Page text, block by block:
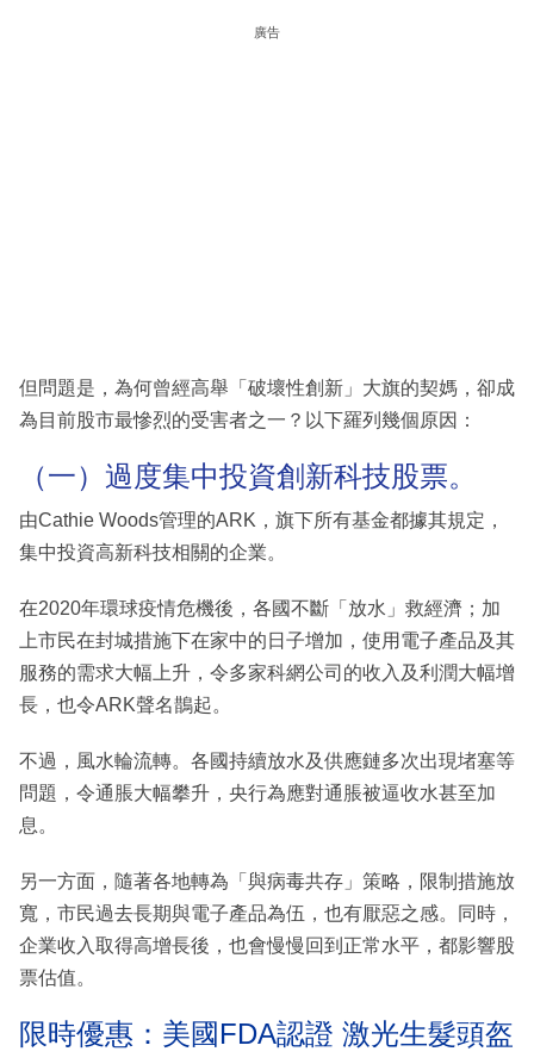
廣告
但問題是，為何曾經高舉「破壞性創新」大旗的契媽，卻成
為目前股市最慘烈的受害者之一？以下羅列幾個原因：
（一）過度集中投資創新科技股票。
由Cathie Woods管理的ARK，旗下所有基金都據其規定，
集中投資高新科技相關的企業。
在2020年環球疫情危機後，各國不斷「放水」救經濟；加
上市民在封城措施下在家中的日子增加，使用電子產品及其
服務的需求大幅上升，令多家科網公司的收入及利潤大幅增
長，也令ARK聲名鵲起。
不過，風水輪流轉。各國持續放水及供應鏈多次出現堵塞等
問題，令通脹大幅攀升，央行為應對通脹被逼收水甚至加
息。
另一方面，隨著各地轉為「與病毒共存」策略，限制措施放
寬，市民過去長期與電子產品為伍，也有厭惡之感。同時，
企業收入取得高增長後，也會慢慢回到正常水平，都影響股
票估值。
限時優惠：美國FDA認證 激光生髮頭盔